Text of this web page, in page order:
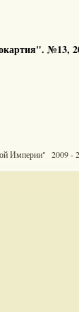
№13,
Империи" 2009 -